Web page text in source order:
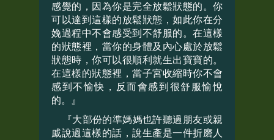
感覺的，因為你是完全放鬆狀態的。你
可以達到這樣的放鬆狀態，如此你在分
娩過程中不會感受到不舒服的。在這樣
的狀態裡，當你的身體及內心處於放鬆
狀態時，你可以很順利就生出寶寶的。
在這樣的狀態裡，當子宮收縮時你不會
感到不愉快，反而會感到很舒服愉悅
的。』
『大部份的準媽媽也許聽過朋友或親
戚說過這樣的話，說生產是一件折磨人